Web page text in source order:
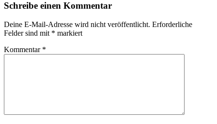
Schreibe einen Kommentar
Deine E-Mail-Adresse wird nicht veröffentlicht. Erforderliche
Felder sind mit * markiert
Kommentar *